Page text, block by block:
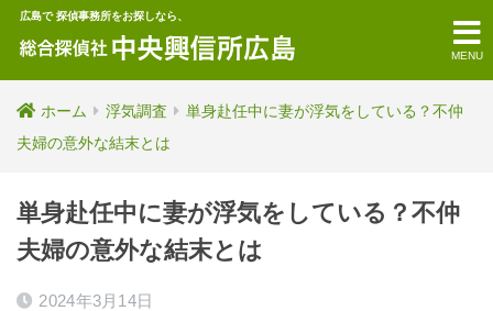
MENU
広島で 探偵事務所をお探しなら、
ホーム 浮気調査
単身赴任中に妻が浮気をしている？不仲
夫婦の意外な結末とは
単身赴任中に妻が浮気をしている？不仲
夫婦の意外な結末とは
2024年3月14日